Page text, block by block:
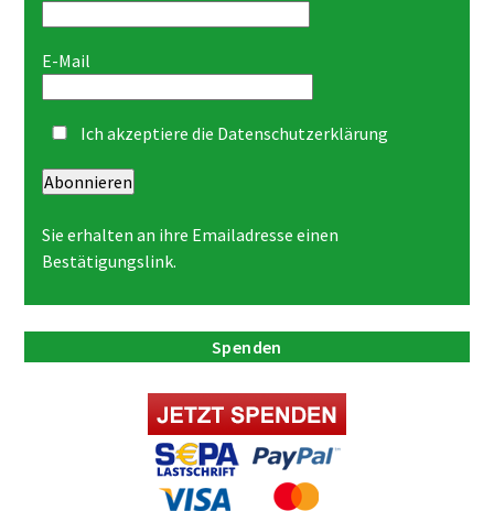
E-Mail
Ich akzeptiere die Datenschutzerklärung
Abonnieren
Sie erhalten an ihre Emailadresse einen
Bestätigungslink.
Spenden